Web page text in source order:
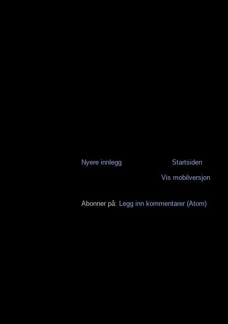
Nyere innlegg
Startsiden
Vis mobilversjon
Abonner på: Legg inn kommentarer (Atom)